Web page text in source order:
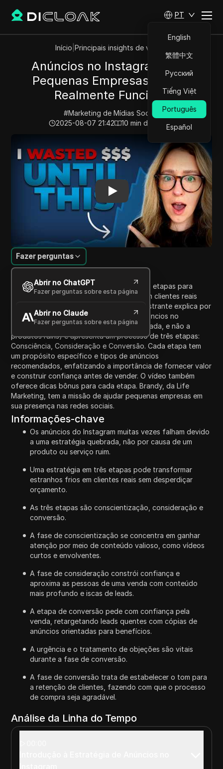
PT
English
繁體中文
Русский
Tiếng Việt
Português
Español
Início Principais insights de vídeos
Anúncios no Instagram para
Pequenas Empresas: O Que
Realmente Funciona
#Marketing de Mídias Sociais
2025-08-07 21:42
10 min de leitura
Anúncios no Instagram para Pequenas
Introdução ao Conteúdo
Fazer perguntas
Abrir no ChatGPT
Fazer perguntas sobre esta página
Abrir no Claude
Fazer perguntas sobre esta página
Este vídeo fornece uma estratégia de três etapas para
converter estranhos frios do Instagram em clientes reais
sem gastar todo o seu orçamento. O palestrante explica por
que a maioria das empresas falha com anúncios no
Instagram (devido a uma estratégia quebrada, e não a
produtos ruins) e apresenta um processo de três etapas:
Consciência, Consideração e Conversão. Cada etapa tem
um propósito específico e tipos de anúncios
recomendados, enfatizando a importância de fornecer valor
e construir confiança antes de vender. O vídeo também
oferece dicas bônus para cada etapa. Brandy, da Life
Marketing, tem a missão de ajudar pequenas empresas em
sua presença nas redes sociais.
Informações-chave
Os anúncios do Instagram muitas vezes falham devido
a uma estratégia quebrada, não por causa de um
produto ou serviço ruim.
Uma estratégia em três etapas pode transformar
estranhos frios em clientes reais sem desperdiçar
orçamento.
As três etapas são conscientização, consideração e
conversão.
A fase de conscientização se concentra em ganhar
atenção por meio de conteúdo valioso, como vídeos
curtos e envolventes.
A fase de consideração constrói confiança e
aproxima as pessoas de uma venda com conteúdo
mais profundo e iscas de leads.
A etapa de conversão pede com confiança pela
venda, retargetando leads quentes com cópias de
anúncios orientadas para benefícios.
A urgência e o tratamento de objeções são vitais
durante a fase de conversão.
A fase de conversão trata de estabelecer o tom para
a retenção de clientes, fazendo com que o processo
de compra seja agradável.
Análise da Linha do Tempo